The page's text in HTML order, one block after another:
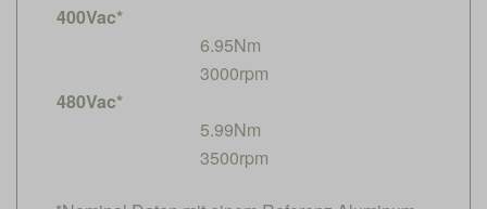
400Vac*
6.95Nm
3000rpm
480Vac*
5.99Nm
3500rpm